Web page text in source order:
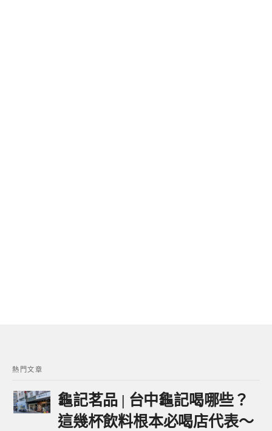
熱門文章
龜記茗品 | 台中龜記喝哪些？
這幾杯飲料根本必喝店代表～